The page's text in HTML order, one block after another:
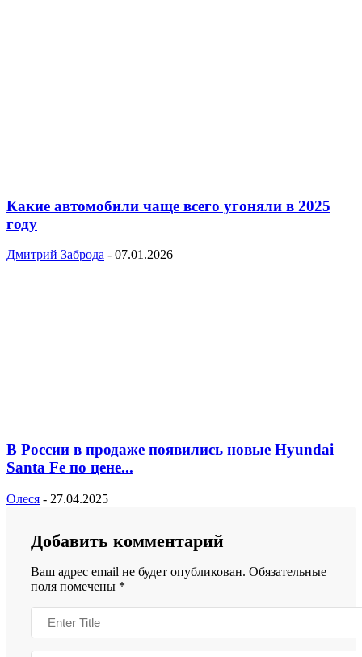
Какие автомобили чаще всего угоняли в 2025
году
Дмитрий Заброда - 07.01.2026
В России в продаже появились новые Hyundai
Santa Fe по цене...
Олеся - 27.04.2025
Добавить комментарий
Ваш адрес email не будет опубликован. Обязательные
поля помечены *